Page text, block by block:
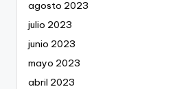
agosto 2023
julio 2023
junio 2023
mayo 2023
abril 2023